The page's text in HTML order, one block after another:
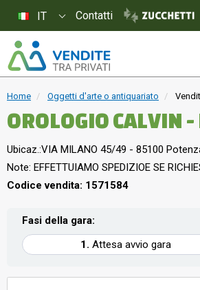
Home Oggetti d'arte o antiquariato
OROLOGIO CALVIN
Ubicaz.:VIA MILANO 45/49 - 85100
Note: EFFETTUIAMO SPEDIZIOE SE
Codice vendita: 1571584
Fasi della gara:
Attesa avvio gara
IT Contatti